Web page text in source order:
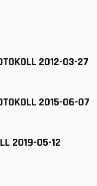
2012-03-27
2015-06-07
2019-05-12